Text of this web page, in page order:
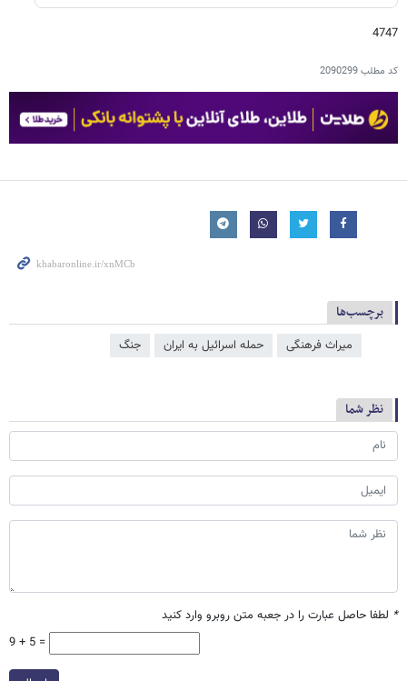
4747
کد مطلب2090299
برچسب‌ها
میراث فرهنگی حمله اسرائیل به ایران جنگ
نظر شما
* لطفا حاصل عبارت را در جعبه متن روبرو وارد کنید
9 + 5 =